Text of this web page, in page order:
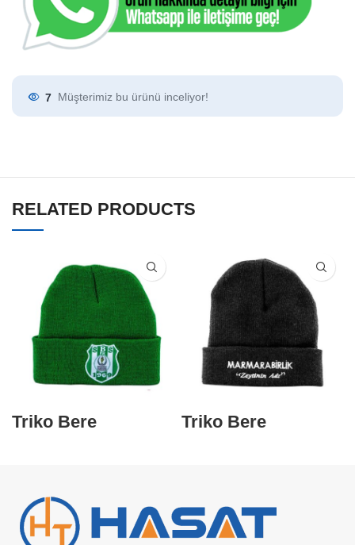
7 Müşterimiz bu ürünü inceliyor!
RELATED PRODUCTS
Triko Bere Triko Bere